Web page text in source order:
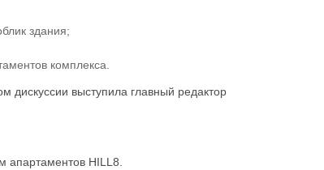
здания;
комплекса.
дискуссии выступила главный редактор
апартаментов HILL8.